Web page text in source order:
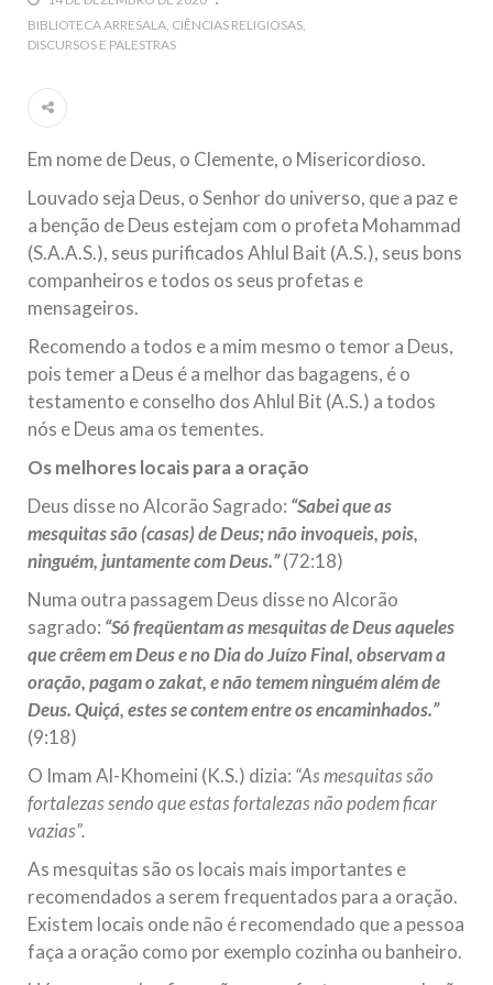
5 DE NOVEMBRO DE 2013
Ano Novo Islâmico e Início de Muharam
Islâmico no Brasil parabeniza a nação islâmica pela chegada
no ano novo muçulmano de 1435 Hejrita. Desejamos a
todos os irmãos e irmãs um novo
10 DE NOVEMBRO DE 2013
Falecimento do Imam Ali Ibn Al-Hussein
(A.S.)
Em nome de Deus, o Clemente, o Misericordioso! Diante da
muçulmanos, o Imam Ali Ibn Al-Hussein Ibn Ali Ibn Abi Táleb
(A.S.), conhecido por “Zein Al-Ábidin” (Formosura
NOTÍCIAS
3 DE JULHO DE 2014
Centro Islâmico no Brasil recebe o ex-
República Islâmica do Irã
Na noite da quinta-feira, 03 de Abril, o Centro Islâmico no
Brasil recebeu em sua sede, em São Paulo, o ex-ministro das
Relações Exteriores da República Islâmica do Irã, Sr. Kamal
Kharrazi, que encontra-se visitando
BIBLIOTECA ARRESALA CIÊNCIAS RELIGIOSAS
DISCURSOS E PALESTRAS
Em nome de Deus, o Clemente, o Misericordioso.
Louvado seja Deus, o Senhor do universo, que a paz e
a benção de Deus estejam com o profeta Mohammad
(S.A.A.S.), seus purificados Ahlul Bait (A.S.), seus bons
companheiros e todos os seus profetas e
mensageiros.
Recomendo a todos e a mim mesmo o temor a Deus,
pois temer a Deus é a melhor das bagagens, é o
testamento e conselho dos Ahlul Bit (A.S.) a todos
nós e Deus ama os tementes.
Os melhores locais para a oração
Deus disse no Alcorão Sagrado: “Sabei que as
mesquitas são (casas) de Deus; não invoqueis, pois,
ninguém, juntamente com Deus.”(72:18)
Numa outra passagem Deus disse no Alcorão
sagrado: “Só freqüentam as mesquitas de Deus aqueles
que crêem em Deus e no Dia do Juízo Final, observam a
oração, pagam o zakat, e não temem ninguém além de
Deus. Quiçá, estes se contem entre os encaminhados.”
(9:18)
O Imam Al-Khomeini (K.S.) dizia: “As mesquitas são
fortalezas sendo que estas fortalezas não podem ficar
vazias”.
As mesquitas são os locais mais importantes e
recomendados a serem frequentados para a oração.
Existem locais onde não é recomendado que a pessoa
faça a oração como por exemplo cozinha ou banheiro.